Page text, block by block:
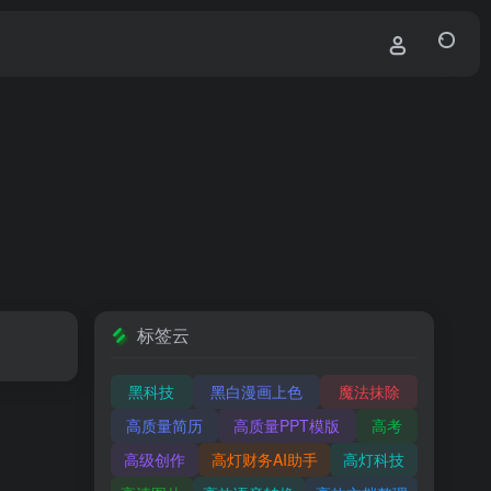
标签云
黑科技 黑白漫画上色
魔法抹除
高质量简历
高质量PPT模版
高考
高级创作
高灯财务AI助手
高灯科技